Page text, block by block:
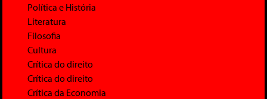
Política e História
Literatura
Filosofia
Cultura
Crítica do direito
Crítica do direito
Crítica da Economia